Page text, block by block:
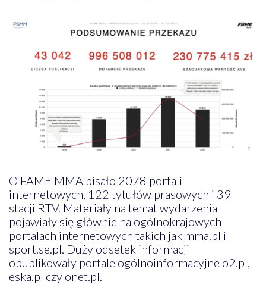
O FAME MMA pisało 2078 portali
internetowych, 122 tytułów prasowych i 39
stacji RTV. Materiały na temat wydarzenia
pojawiały się głównie na ogólnokrajowych
portalach internetowych takich jak mma.pl i
sport.se.pl. Duży odsetek informacji
opublikowały portale ogólnoinformacyjne o2.pl,
eska.pl czy onet.pl.